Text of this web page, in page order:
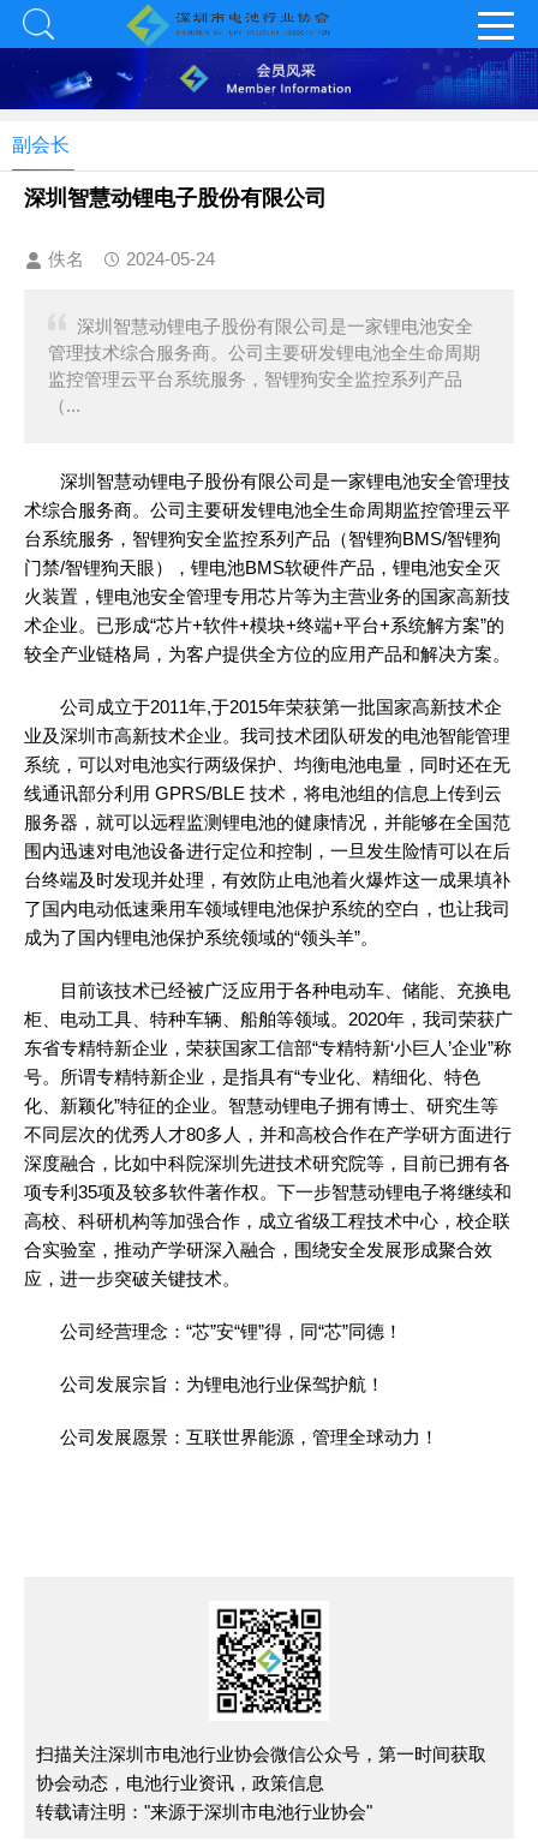
副会长
深圳智慧动锂电子股份有限公司
佚名 2024-05-24
深圳智慧动锂电子股份有限公司是一家锂电池安全
管理技术综合服务商。公司主要研发锂电池全生命周期
监控管理云平台系统服务，智锂狗安全监控系列产品
（...
深圳智慧动锂电子股份有限公司是一家锂电池安全管理技
术综合服务商。公司主要研发锂电池全生命周期监控管理云平
台系统服务，智锂狗安全监控系列产品（智锂狗BMS/智锂狗
门禁/智锂狗天眼），锂电池BMS软硬件产品，锂电池安全灭
火装置，锂电池安全管理专用芯片等为主营业务的国家高新技
术企业。已形成“芯片+软件+模块+终端+平台+系统解方案”的
较全产业链格局，为客户提供全方位的应用产品和解决方案。
公司成立于2011年,于2015年荣获第一批国家高新技术企
业及深圳市高新技术企业。我司技术团队研发的电池智能管理
系统，可以对电池实行两级保护、均衡电池电量，同时还在无
线通讯部分利用 GPRS/BLE 技术，将电池组的信息上传到云
服务器，就可以远程监测锂电池的健康情况，并能够在全国范
围内迅速对电池设备进行定位和控制，一旦发生险情可以在后
台终端及时发现并处理，有效防止电池着火爆炸这一成果填补
了国内电动低速乘用车领域锂电池保护系统的空白，也让我司
成为了国内锂电池保护系统领域的“领头羊”。
目前该技术已经被广泛应用于各种电动车、储能、充换电
柜、电动工具、特种车辆、船舶等领域。2020年，我司荣获广
东省专精特新企业，荣获国家工信部“专精特新‘小巨人’企业”称
号。所谓专精特新企业，是指具有“专业化、精细化、特色
化、新颖化”特征的企业。智慧动锂电子拥有博士、研究生等
不同层次的优秀人才80多人，并和高校合作在产学研方面进行
深度融合，比如中科院深圳先进技术研究院等，目前已拥有各
项专利35项及较多软件著作权。下一步智慧动锂电子将继续和
高校、科研机构等加强合作，成立省级工程技术中心，校企联
合实验室，推动产学研深入融合，围绕安全发展形成聚合效
应，进一步突破关键技术。
公司经营理念：“芯”安“锂”得，同“芯”同德！
公司发展宗旨：为锂电池行业保驾护航！
公司发展愿景：互联世界能源，管理全球动力！
扫描关注深圳市电池行业协会微信公众号，第一时间获取
协会动态，电池行业资讯，政策信息
转载请注明："来源于深圳市电池行业协会"